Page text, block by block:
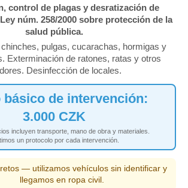
control de plagas y desratización de
núm. 258/2000 sobre protección de la
salud pública.
pulgas, cucarachas, hormigas y
Exterminación de ratones, ratas y otros
Desinfección de locales.
básico de intervención:
3.000 CZK
incluyen transporte, mano de obra y materiales.
un protocolo por cada intervención.
— utilizamos vehículos sin identificar y
llegamos en ropa civil.